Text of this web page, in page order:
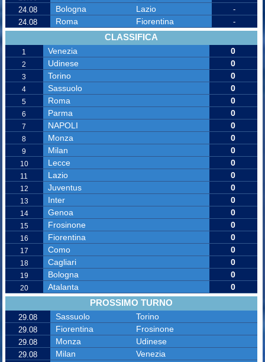
24.08
Bologna Lazio
-
24.08
Roma Fiorentina -
CLASSIFICA
1 Venezia 0
2 Udinese 0
3 Torino 0
4 Sassuolo 0
5 Roma 0
6 Parma 0
7 NAPOLI 0
8 Monza 0
9 Milan 0
10 Lecce 0
11 Lazio 0
12 Juventus 0
13 Inter 0
14 Genoa 0
15 Frosinone 0
16 Fiorentina 0
17 Como 0
18 Cagliari 0
19 Bologna 0
20 Atalanta 0
PROSSIMO TURNO
29.08 Sassuolo Torino
29.08 Fiorentina Frosinone
29.08 Monza Udinese
29.08 Milan
Venezia